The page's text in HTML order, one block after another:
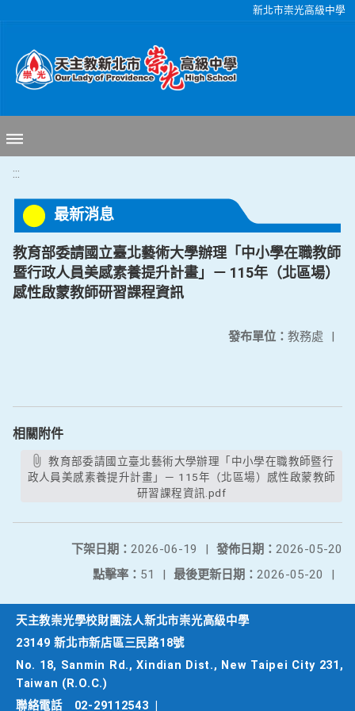
新北市崇光高級中學
:::
最新消息
教育部委請國立臺北藝術大學辦理「中小學在職教師
暨行政人員美感素養提升計畫」－ 115年（北區場）
感性啟蒙教師研習課程資訊
發布單位： 教務處 |
相關附件
教育部委請國立臺北藝術大學辦理「中小學在職教師暨行
政人員美感素養提升計畫」－ 115年（北區場）感性啟蒙教師
研習課程資訊.pdf
發佈日期： 2026-05-20
下架日期： 2026-06-19
|
最後更新日期： 2026-05-20 |
點擊率： 51 |
天主教崇光學校財團法人新北市崇光高級中學
23149 新北市新店區三民路18號
No. 18, Sanmin Rd., Xindian Dist., New Taipei City 231,
Taiwan (R.O.C.)
聯絡電話
02-29112543